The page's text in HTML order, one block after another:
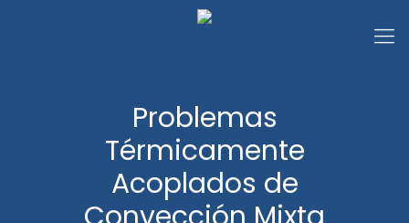
Problemas
Térmicamente
Acoplados de